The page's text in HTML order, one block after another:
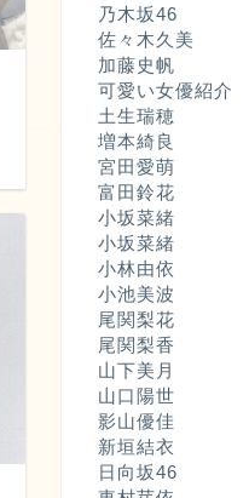
乃木坂46
佐々木久美
加藤史帆
可愛い女優紹介
土生瑞穂
増本綺良
宮田愛萌
富田鈴花
小坂菜緒
小坂菜緒
小林由依
小池美波
尾関梨花
尾関梨香
山下美月
山口陽世
影山優佳
新垣結衣
日向坂46